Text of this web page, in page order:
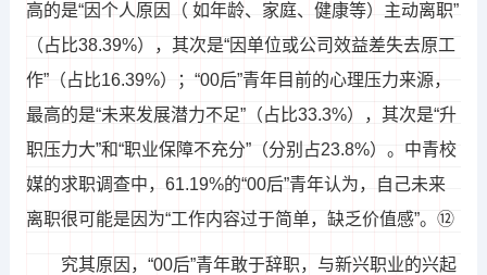
高的是“因个人原因（ 如年龄、家庭、健康等）主动离职”
（占比38.39%），其次是“因单位或公司效益差失去原工
作”（占比16.39%）；“00后”青年目前的心理压力来源，
最高的是“未来发展潜力不足”（占比33.3%），其次是“升
职压力大”和“职业保障不充分”（分别占23.8%）。中青校
媒的求职调查中，61.19%的“00后”青年认为，自己未来
离职很可能是因为“工作内容过于简单，缺乏价值感”。⑫
究其原因，“00后”青年敢于辞职，与新兴职业的兴起